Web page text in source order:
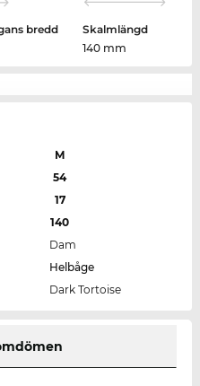
bredd
Skalmlängd
140 mm
M
54
17
140
Dam
Helbåge
Dark Tortoise